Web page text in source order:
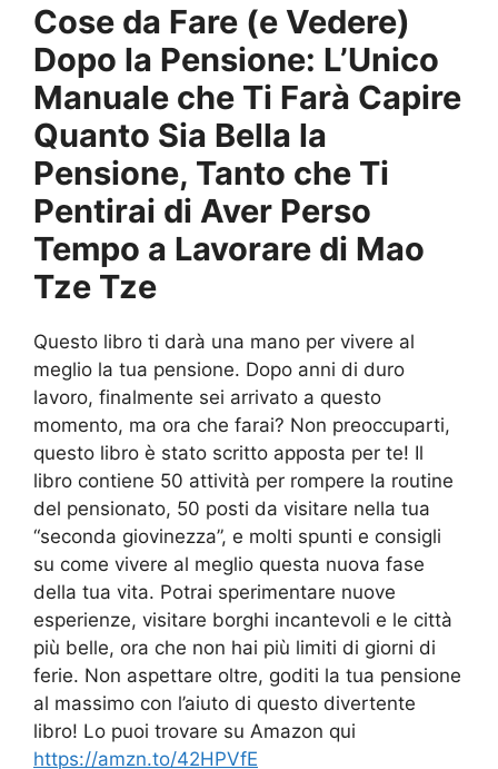
Cose da Fare (e Vedere)
Dopo la Pensione: L’Unico
Manuale che Ti Farà Capire
Quanto Sia Bella la
Pensione, Tanto che Ti
Pentirai di Aver Perso
Tempo a Lavorare di Mao
Tze Tze
Questo libro ti darà una mano per vivere al
meglio la tua pensione. Dopo anni di duro
lavoro, finalmente sei arrivato a questo
momento, ma ora che farai? Non preoccuparti,
questo libro è stato scritto apposta per te! Il
libro contiene 50 attività per rompere la routine
del pensionato, 50 posti da visitare nella tua
“seconda giovinezza”, e molti spunti e consigli
su come vivere al meglio questa nuova fase
della tua vita. Potrai sperimentare nuove
esperienze, visitare borghi incantevoli e le città
più belle, ora che non hai più limiti di giorni di
ferie. Non aspettare oltre, goditi la tua pensione
al massimo con l’aiuto di questo divertente
libro! Lo puoi trovare su Amazon qui
https://amzn.to/42HPVfE